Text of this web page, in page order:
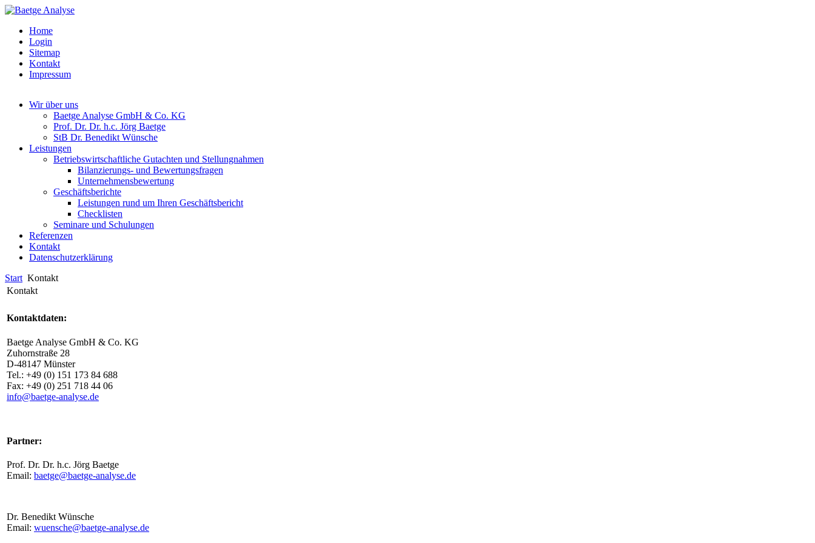
Home
Login
Sitemap
Kontakt
Impressum
Wir über uns
Baetge Analyse GmbH & Co. KG
Prof. Dr. Dr. h.c. Jörg Baetge
StB Dr. Benedikt Wünsche
Leistungen
Betriebswirtschaftliche Gutachten und Stellungnahmen
Bilanzierungs- und Bewertungsfragen
Unternehmensbewertung
Geschäftsberichte
Leistungen rund um Ihren Geschäftsbericht
Checklisten
Seminare und Schulungen
Referenzen
Kontakt
Datenschutzerklärung
Start Kontakt
Kontakt
Kontaktdaten:
Baetge Analyse GmbH & Co. KG
Zuhornstraße 28
D-48147 Münster
Tel.: +49 (0) 151 173 84 688
Fax: +49 (0) 251 718 44 06
info@baetge-analyse.de
Partner:
Prof. Dr. Dr. h.c. Jörg Baetge
Email: baetge@baetge-analyse.de
Dr. Benedikt Wünsche
Email: wuensche@baetge-analyse.de